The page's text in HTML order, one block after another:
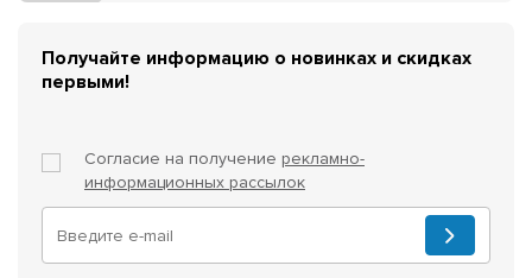
Получайте информацию о новинках и скидках
первыми!
Согласие на получение рекламно-
информационных рассылок